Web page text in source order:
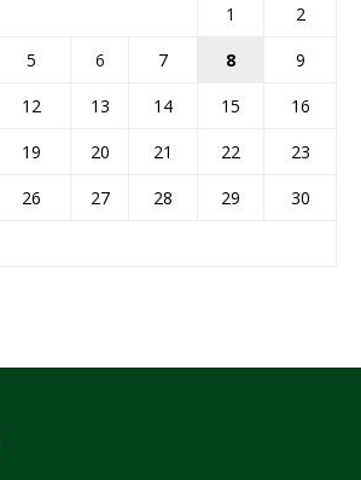
1
2
5 6 7 8
9
12 13 14 15
16
19 20 21 22
23
26 27 28 29
30